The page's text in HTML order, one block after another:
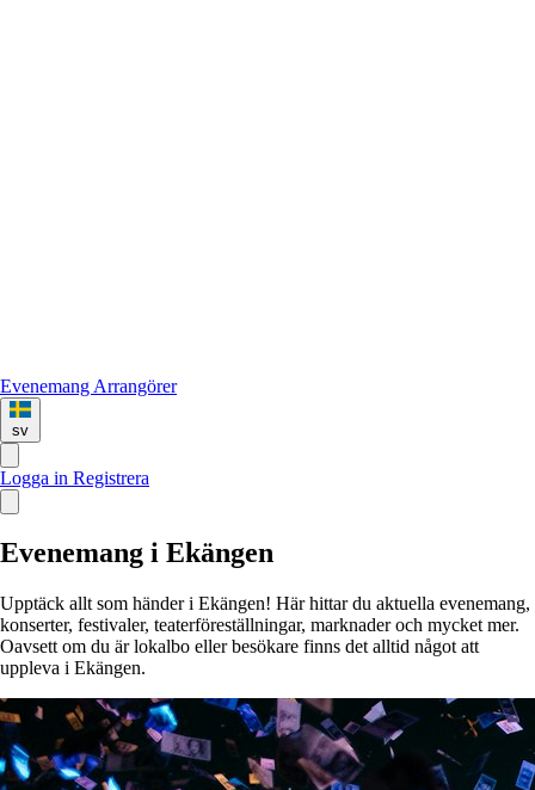
Evenemang Arrangörer
sv
Logga in Registrera
Evenemang i Ekängen
Upptäck allt som händer i Ekängen! Här hittar du aktuella evenemang,
konserter, festivaler, teaterföreställningar, marknader och mycket mer.
Oavsett om du är lokalbo eller besökare finns det alltid något att
uppleva i Ekängen.